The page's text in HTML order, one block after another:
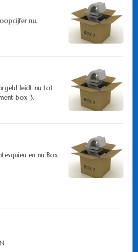
nu.
leidt nu tot
box 3.
en nu Box